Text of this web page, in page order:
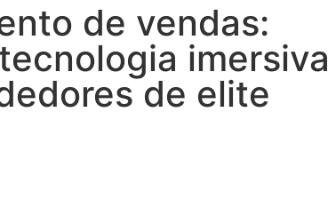
de vendas:
imersiva
de elite